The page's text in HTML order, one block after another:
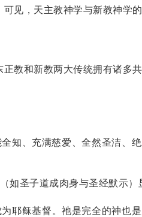
，天主教神学与新教神学的
教和新教两大传统拥有诸多
知、充满慈爱、全然圣洁、
如圣子道成肉身与圣经默示）
耶稣基督。祂是完全的神也